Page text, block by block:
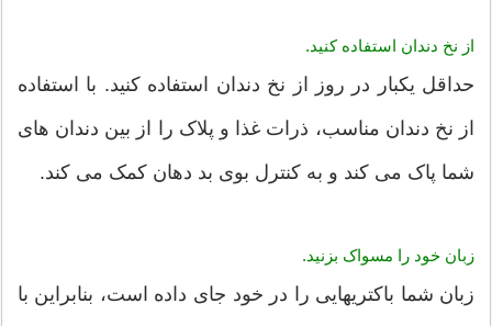
از نخ دندان استفاده کنید.
حداقل یکبار در روز از نخ دندان استفاده کنید. با استفاده
از نخ دندان مناسب، ذرات غذا و پلاک را از بین دندان های
شما پاک می کند و به کنترل بوی بد دهان کمک می کند.
زبان خود را مسواک بزنید.
زبان شما باکتریهایی را در خود جای داده است، بنابراین با